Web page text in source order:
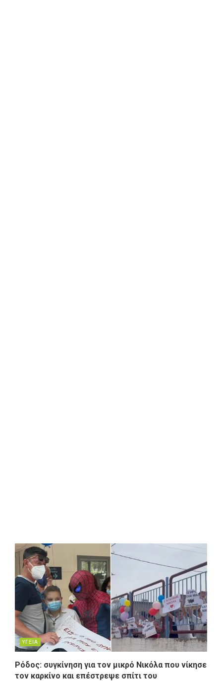
ΥΓΕΙΑ
Ρόδος: συγκίνηση για τον μικρό Νικόλα που νίκησε
τον καρκίνο και επέστρεψε σπίτι του